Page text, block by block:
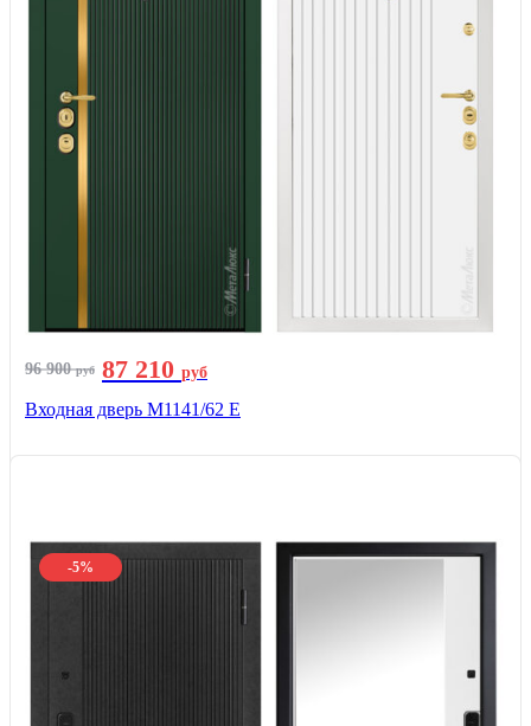
96 900руб 87 210 руб
Входная дверь М1141/62 Е
-5%